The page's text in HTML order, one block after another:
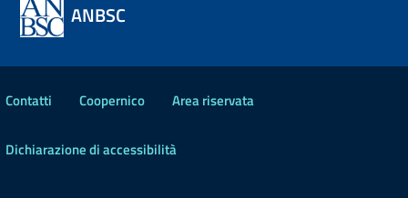
ANBSC
Contatti Coopernico Area riservata
Dichiarazione di accessibilità